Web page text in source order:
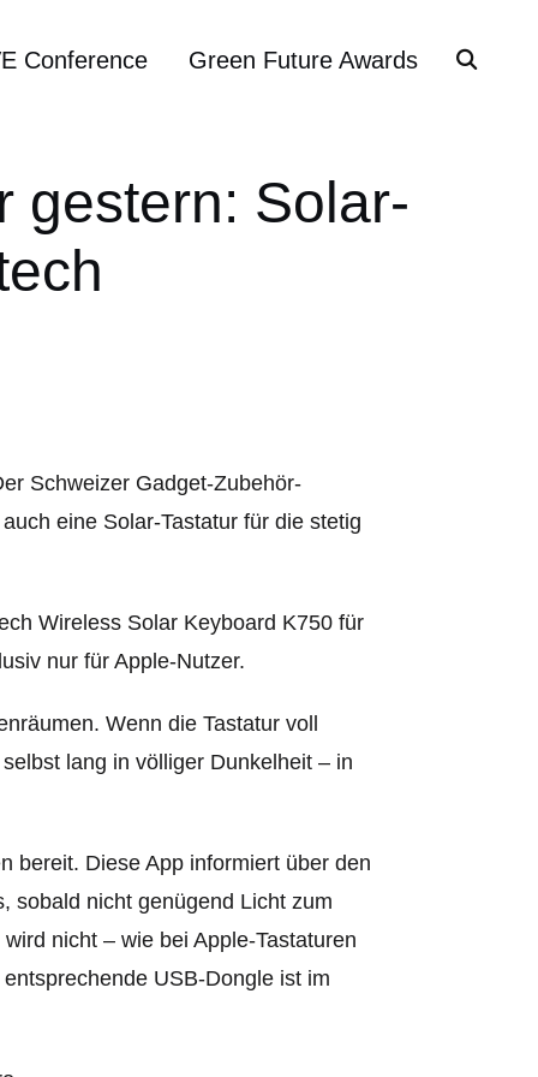
Conference Green Future Awards
gestern: Solar-
Schweizer Gadget-Zubehör-
eine Solar-Tastatur für die stetig
Wireless Solar Keyboard K750 für
nur für Apple-Nutzer.
Wenn die Tastatur voll
lang in völliger Dunkelheit – in
bereit. Diese App informiert über den
sobald nicht genügend Licht zum
nicht – wie bei Apple-Tastaturen
USB-Dongle ist im